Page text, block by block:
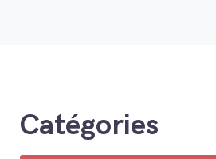
Catégories